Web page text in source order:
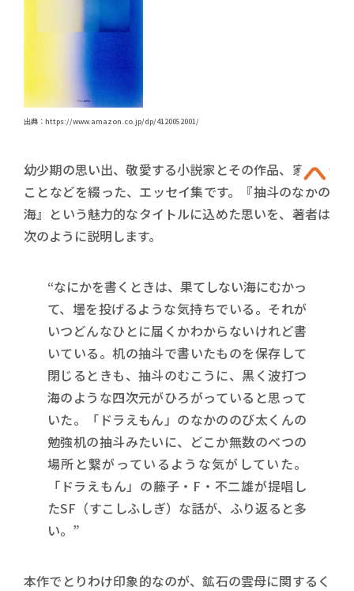
出典：https://www.amazon.co.jp/dp/4120052001/
幼少期の思い出、敬愛する小説家とその作品、家族の
ことなどを綴った、エッセイ集です。『抽斗のなかの
海』という魅力的なタイトルに込めた思いを、著者は
次のように説明します。
“なにかを書くときは、果てしない海にむかっ
て、壜を投げるような気持ちでいる。それが
いつどんなひとに届くかわからないけれど書
いている。机の抽斗で書いたものを保存して
閉じるときも、抽斗のむこうに、黒く波打つ
海のような四次元がひろがっていると思って
いた。「ドラえもん」のなかののび太くんの
勉強机の抽斗みたいに、どこか無数のべつの
場所と繋がっているような気がしていた。
「ドラえもん」の藤子・F・不二雄が提唱し
たSF（すこしふしぎ）な話が、ふり返ると多
い。”
本作でとりわけ印象的なのが、鉱石の雲母に関するく